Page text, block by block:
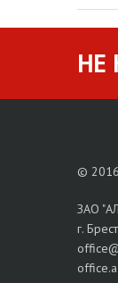
НЕ
© 2016
ЗАО
г.